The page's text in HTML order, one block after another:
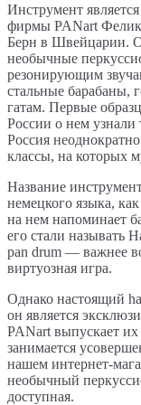
Инструмент
фирмы PANart
Берн в Швейцарии.
необычные
резонирующим
стальные барабаны,
гатам. Первые
России о нем узнали
Россия
классы, на которых
Название
немецкого языка,
на нем напоминает
его стали называть
pan drum — важнее
виртуозная игра.
Однако настоящий
он является
PANart выпускает
занимается
нашем интернет-
необычный
доступная.